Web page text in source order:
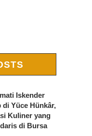
Iskender
di Yüce Hünkâr,
Kuliner yang
di Bursa